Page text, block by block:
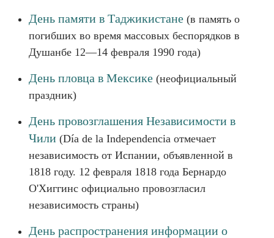
День памяти в Таджикистане (в память о
погибших во время массовых беспорядков в
Душанбе 12—14 февраля 1990 года)
День пловца в Мексике (неофициальный
праздник)
День провозглашения Независимости в
Чили (Día de la Independencia отмечает
независимость от Испании, объявленной в
1818 году. 12 февраля 1818 года Бернардо
О'Хиггинс официально провозгласил
независимость страны)
День распространения информации о